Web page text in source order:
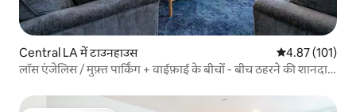
Central LA में टाउनहाउस औसत रेटिंग 5 में से
4.87 (101)
लॉस एंजेलिस / मुफ़्त पार्किंग + वाईफ़ाई के बीचों - बीच ठहरने की शानदार